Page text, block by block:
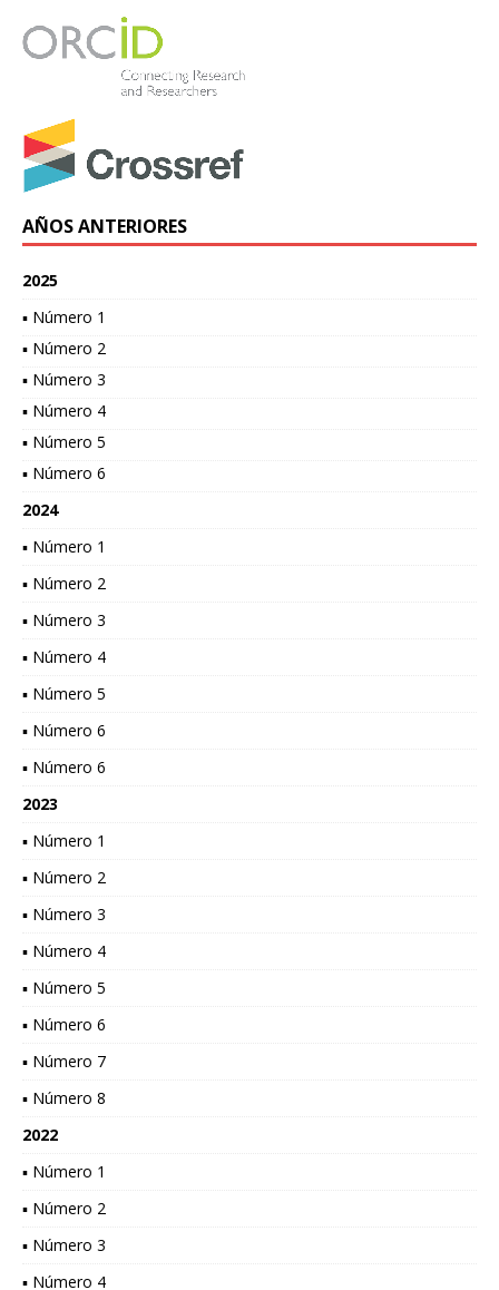
AÑOS ANTERIORES
2025
▪ Número 1
▪ Número 2
▪ Número 3
▪ Número 4
▪ Número 5
▪ Número 6
2024
▪ Número 1
▪ Número 2
▪ Número 3
▪ Número 4
▪ Número 5
▪ Número 6
▪ Número 6
2023
▪ Número 1
▪ Número 2
▪ Número 3
▪ Número 4
▪ Número 5
▪ Número 6
▪ Número 7
▪ Número 8
2022
▪ Número 1
▪ Número 2
▪ Número 3
▪ Número 4